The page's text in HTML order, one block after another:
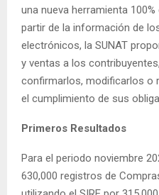
una nueva herramienta
partir de la información de
electrónicos, la SUNAT
y ventas a los
confirmarlos, modificarlos o
el cumplimiento de sus
Primeros Resultados
Para el periodo noviembre
630,000 registros de